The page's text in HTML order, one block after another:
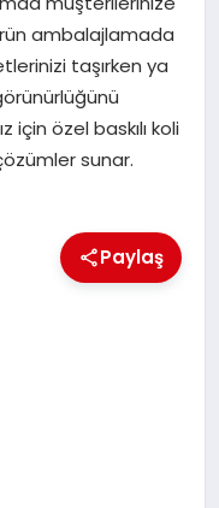
ambalajlamada
taşırken ya
için özel baskılı koli
sunar.
Paylaş